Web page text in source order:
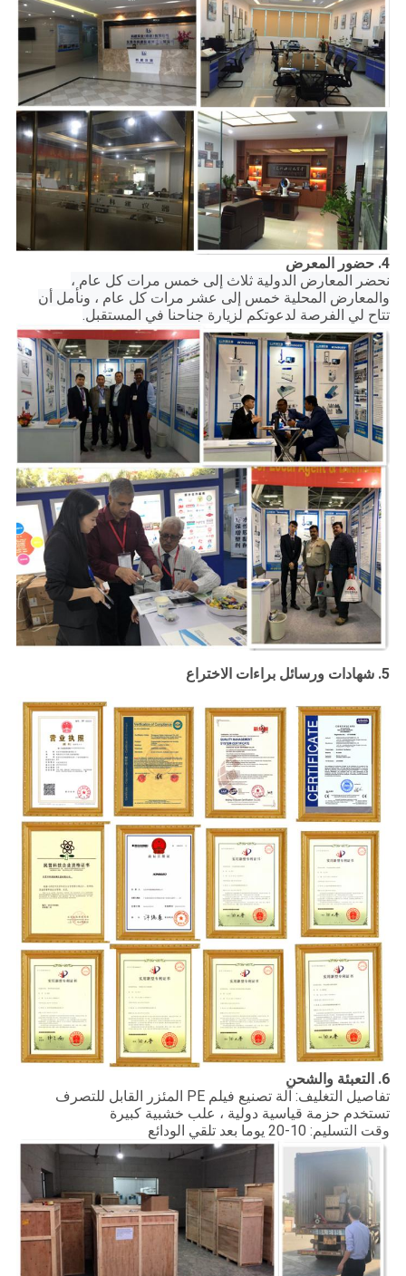
4. حضور المعرض
نحضر المعارض الدولية ثلاث إلى خمس مرات كل عام ،
والمعارض المحلية خمس إلى عشر مرات كل عام ، ونأمل أن
تتاح لي الفرصة لدعوتكم لزيارة جناحنا في المستقبل.
5. شهادات ورسائل براءات الاختراع
6. التعبئة والشحن
تفاصيل التغليف: آلة تصنيع فيلم PE المئزر القابل للتصرف
تستخدم حزمة قياسية دولية ، علب خشبية كبيرة
وقت التسليم: 10-20 يوما بعد تلقي الودائع